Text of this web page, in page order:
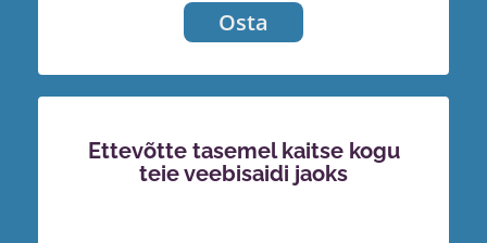
Osta
Ettevõtte tasemel kaitse kogu
teie veebisaidi jaoks